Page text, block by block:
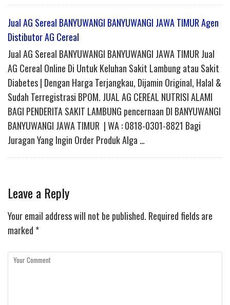
Jual AG Sereal BANYUWANGI BANYUWANGI JAWA TIMUR Agen
Distibutor AG Cereal
Jual AG Sereal BANYUWANGI BANYUWANGI JAWA TIMUR Jual
AG Cereal Online Di Untuk Keluhan Sakit Lambung atau Sakit
Diabetes | Dengan Harga Terjangkau, Dijamin Original, Halal &
Sudah Terregistrasi BPOM. JUAL AG CEREAL NUTRISI ALAMI
BAGI PENDERITA SAKIT LAMBUNG pencernaan DI BANYUWANGI
BANYUWANGI JAWA TIMUR | WA : 0818-0301-8821 Bagi
Juragan Yang Ingin Order Produk Alga …
Leave a Reply
Your email address will not be published. Required fields are
marked *